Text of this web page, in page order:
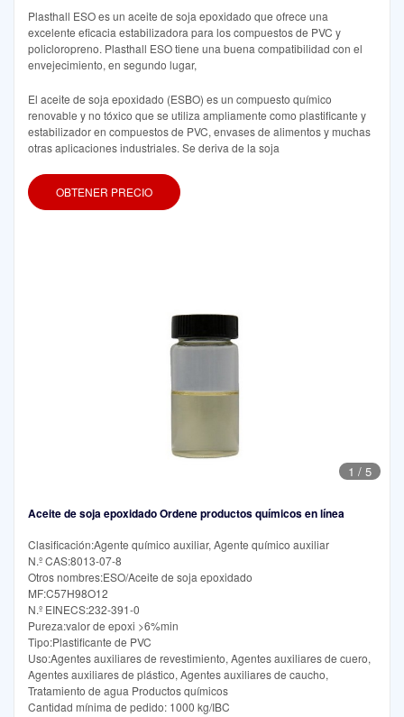
Plasthall ESO es un aceite de soja epoxidado que ofrece una
excelente eficacia estabilizadora para los compuestos de PVC y
policloropreno. Plasthall ESO tiene una buena compatibilidad con el
envejecimiento, en segundo lugar,
El aceite de soja epoxidado (ESBO) es un compuesto químico
renovable y no tóxico que se utiliza ampliamente como plastificante y
estabilizador en compuestos de PVC, envases de alimentos y muchas
otras aplicaciones industriales. Se deriva de la soja
OBTENER PRECIO
1 / 5
Aceite de soja epoxidado Ordene productos químicos en línea
Clasificación:Agente químico auxiliar, Agente químico auxiliar
N.º CAS:8013-07-8
Otros nombres:ESO/Aceite de soja epoxidado
MF:C57H98O12
N.º EINECS:232-391-0
Pureza:valor de epoxi >6%min
Tipo:Plastificante de PVC
Uso:Agentes auxiliares de revestimiento, Agentes auxiliares de cuero,
Agentes auxiliares de plástico, Agentes auxiliares de caucho,
Tratamiento de agua Productos químicos
Cantidad mínima de pedido: 1000 kg/IBC